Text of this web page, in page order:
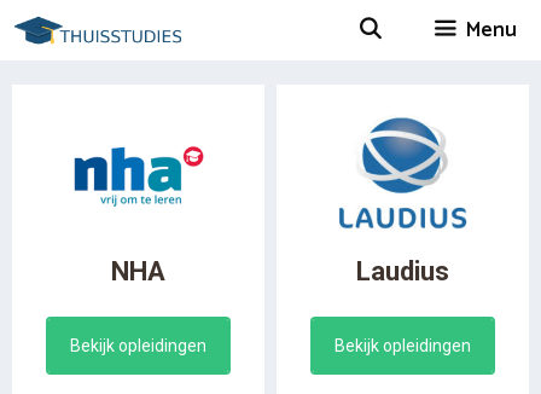
Spring
naar
Menu
NHA
Bekijk opleidingen
Laudius
Bekijk opleidingen